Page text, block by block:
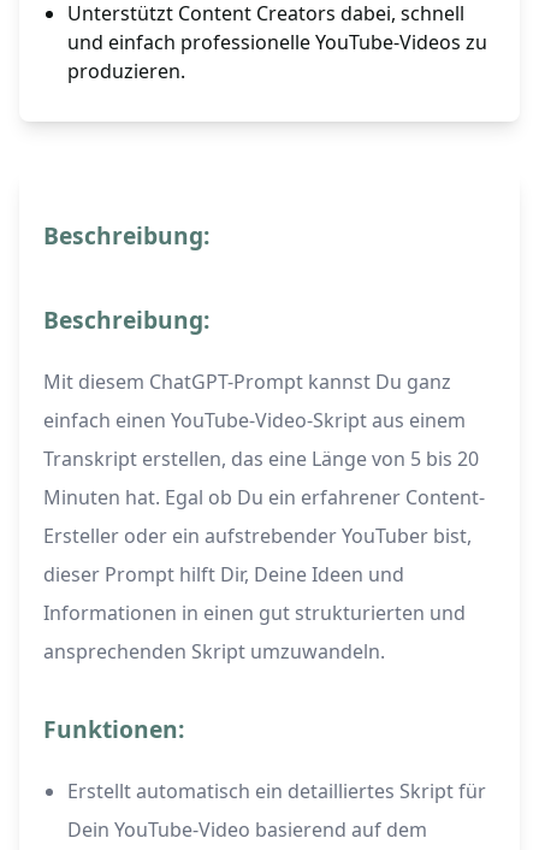
Unterstützt Content Creators dabei, schnell
und einfach professionelle YouTube-Videos zu
produzieren.
Beschreibung:
Beschreibung:
Mit diesem ChatGPT-Prompt kannst Du ganz
einfach einen YouTube-Video-Skript aus einem
Transkript erstellen, das eine Länge von 5 bis 20
Minuten hat. Egal ob Du ein erfahrener Content-
Ersteller oder ein aufstrebender YouTuber bist,
dieser Prompt hilft Dir, Deine Ideen und
Informationen in einen gut strukturierten und
ansprechenden Skript umzuwandeln.
Funktionen:
Erstellt automatisch ein detailliertes Skript für
Dein YouTube-Video basierend auf dem